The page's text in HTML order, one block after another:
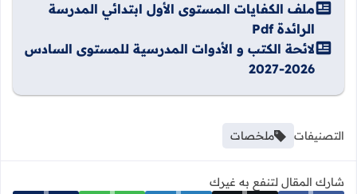
ملف الكفايات المستوى الأول ابتدائي المدرسة
الرائدة Pdf
لائحة الكتب و الأدوات المدرسية للمستوى السادس
2026-2027
التصنيفات ملخصات
شارك المقال لتنفع به غيرك